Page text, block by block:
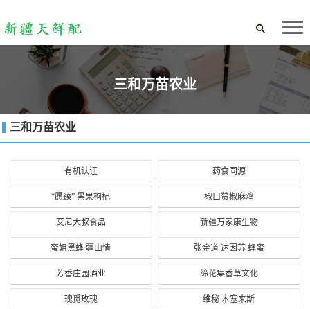
三和万苗农业
三和万苗农业
有机认证 药食同源
“愿臻” 黑果枸杞 椒口赞椒麻鸡
艾尼大叔食品 新疆万家康生物
蜜姐黑蜂 疆山情 张金道 达因苏 蜂蜜
芳香庄园酒业 缔花集香草文化
瑰觅玫瑰 维秘 木塞来斯